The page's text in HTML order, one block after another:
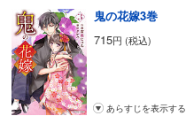
鬼の花嫁3巻
715円 (税込)
あらすじを表示する